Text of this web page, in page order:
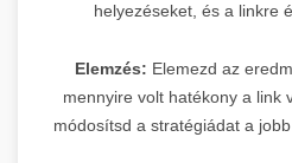
helyezéseket, és a linkre
Elemzés: Elemezd az
mennyire volt hatékony a link
módosítsd a stratégiádat a